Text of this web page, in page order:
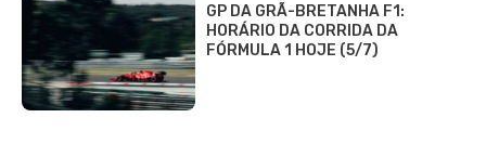
GP DA GRÃ-BRETANHA F1:
HORÁRIO DA CORRIDA DA
FÓRMULA 1 HOJE (5/7)